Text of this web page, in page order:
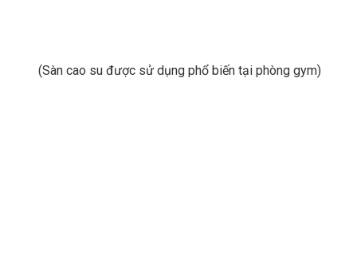
(Sàn cao su được sử dụng phổ biến tại phòng gym)